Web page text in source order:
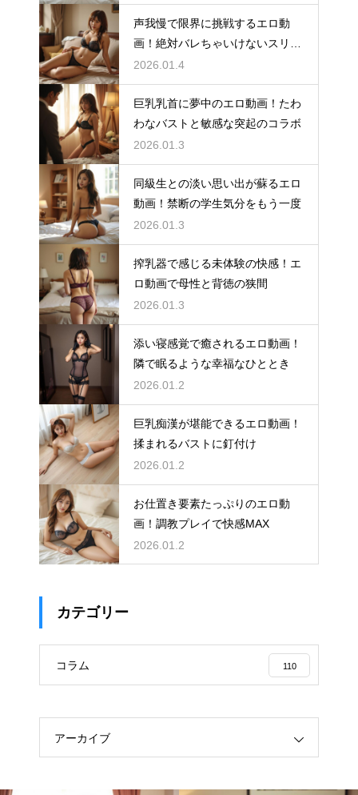
声我慢で限界に挑戦するエロ動
画！絶対バレちゃいけないスリル
が癖に
2026.01.4
巨乳乳首に夢中のエロ動画！たわ
わなバストと敏感な突起のコラボ
2026.01.3
同級生との淡い思い出が蘇るエロ
動画！禁断の学生気分をもう一度
2026.01.3
搾乳器で感じる未体験の快感！エ
ロ動画で母性と背徳の狭間
2026.01.3
添い寝感覚で癒されるエロ動画！
隣で眠るような幸福なひととき
2026.01.2
巨乳痴漢が堪能できるエロ動画！
揉まれるバストに釘付け
2026.01.2
お仕置き要素たっぷりのエロ動
画！調教プレイで快感MAX
2026.01.2
カテゴリー
コラム 110
アーカイブ